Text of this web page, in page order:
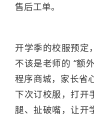
售后工单。
开学季的校服预定
不该是老师的 “额
程序商城，家长
下次订校服，打开
腿、扯破嘴，让开